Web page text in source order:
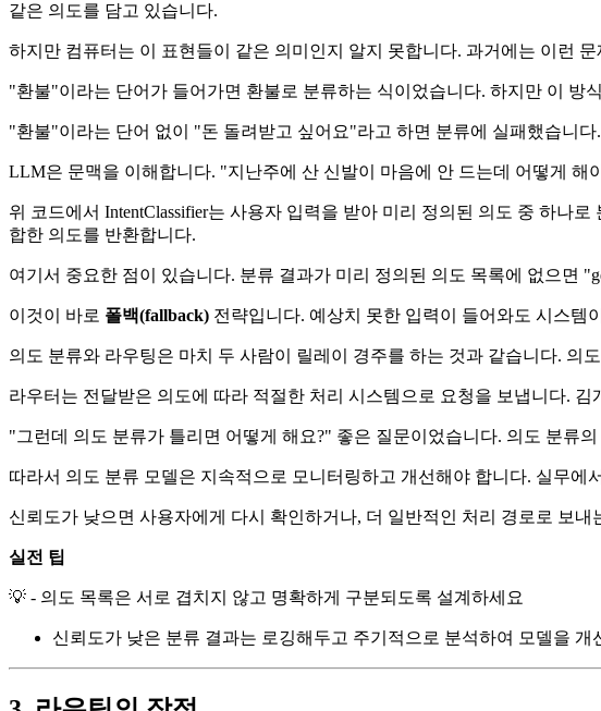
같은 의도를 담고 있습니다.
하지만 컴퓨터는 이 표현들이 같은 의미인지 알지 못합니다. 과거에는 이런
"환불"이라는 단어가 들어가면 환불로 분류하는 식이었습니다. 하지만 이 방
"환불"이라는 단어 없이 "돈 돌려받고 싶어요"라고 하면 분류에 실패했습니
LLM은 문맥을 이해합니다. "지난주에 산 신발이 마음에 안 드는데 어떻게
위 코드에서 IntentClassifier는 사용자 입력을 받아 미리 정의된 의도 중 하나
합한 의도를 반환합니다.
여기서 중요한 점이 있습니다. 분류 결과가 미리 정의된 의도 목록에 없으면
이것이 바로 폴백(fallback) 전략입니다. 예상치 못한 입력이 들어와도 시스템
의도 분류와 라우팅은 마치 두 사람이 릴레이 경주를 하는 것과 같습니다.
라우터는 전달받은 의도에 따라 적절한 처리 시스템으로 요청을 보냅니다. 김
"그런데 의도 분류가 틀리면 어떻게 해요?" 좋은 질문이었습니다. 의도 분류
따라서 의도 분류 모델은 지속적으로 모니터링하고 개선해야 합니다. 실무에
신뢰도가 낮으면 사용자에게 다시 확인하거나, 더 일반적인 처리 경로로 보내
실전 팁
💡 - 의도 목록은 서로 겹치지 않고 명확하게 구분되도록 설계하세요
신뢰도가 낮은 분류 결과는 로깅해두고 주기적으로 분석하여 모델을 개